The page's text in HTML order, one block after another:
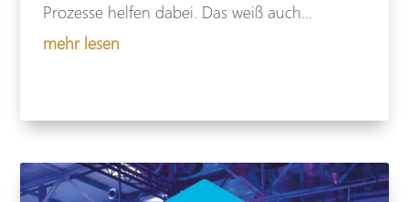
Prozesse helfen dabei. Das weiß auch...
mehr lesen